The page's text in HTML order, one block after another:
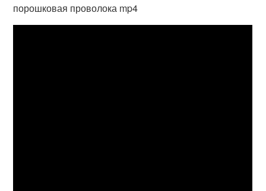
порошковая проволока mp4